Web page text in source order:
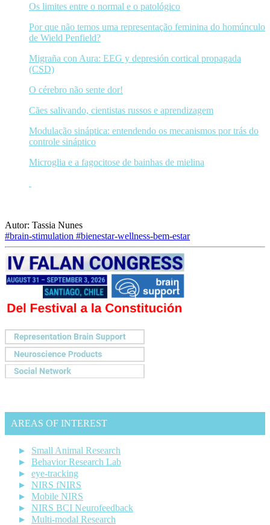
Os limites entre o normal e o patológico
Por que não temos uma representação feminina do homúnculo
de Wield Penfield?
Migraña con Aura: EEG y depresión cortical propagada
(CSD)
O cérebro não sente dor!
Cães salivando, cientistas russos e aprendizagem
Modulação sináptica: entendendo os mecanismos por trás do
controle sináptico
Microglia e a fagocitose de bainhas de mielina
Autor: Tassia Nunes
#brain-stimulation #bienestar-wellness-bem-estar
AREAS OF INTEREST
Small Animal Research
Behavior Research Lab
eye-tracking
NIRS fNIRS
Mobile NIRS
NIRS BCI Neurofeedback
Multi-modal Research